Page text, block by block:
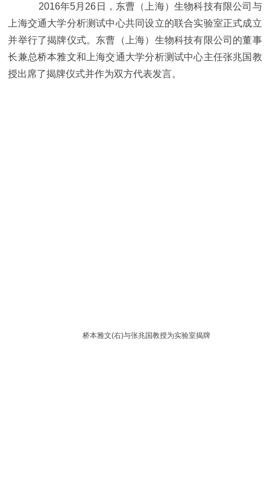
2016年5月26日，东曹（上海）生物科技有限公司与
上海交通大学分析测试中心共同设立的联合实验室正式成立
并举行了揭牌仪式。东曹（上海）生物科技有限公司的董事
长兼总桥本雅文和上海交通大学分析测试中心主任张兆国教
授出席了揭牌仪式并作为双方代表发言。
桥本雅文(右)与张兆国教授为实验室揭牌